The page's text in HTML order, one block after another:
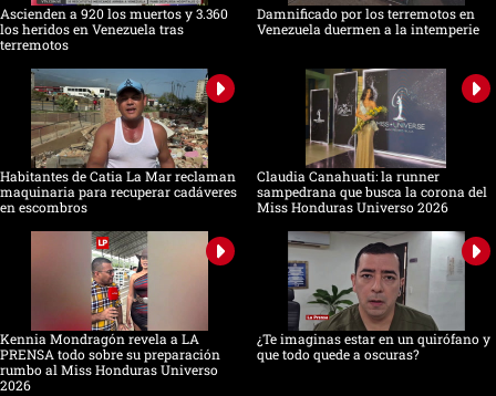
Ascienden a 920 los muertos y 3.360
los heridos en Venezuela tras
terremotos
Damnificado por los terremotos en
Venezuela duermen a la intemperie
Habitantes de Catia La Mar reclaman
maquinaria para recuperar cadáveres
en escombros
Claudia Canahuati: la runner
sampedrana que busca la corona del
Miss Honduras Universo 2026
Kennia Mondragón revela a LA
PRENSA todo sobre su preparación
rumbo al Miss Honduras Universo
2026
¿Te imaginas estar en un quirófano y
que todo quede a oscuras?